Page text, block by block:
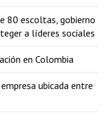
80 escoltas, gobierno
a líderes sociales
en Colombia
ubicada entre